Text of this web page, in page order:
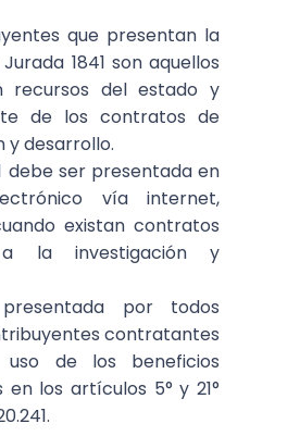
que presentan la
1841 son aquellos
recursos del estado y
de los contratos de
y desarrollo.
debe ser presentada en
vía internet,
existan contratos
a la investigación y
por todos
contratantes
uso de los beneficios
en los artículos 5° y 21°